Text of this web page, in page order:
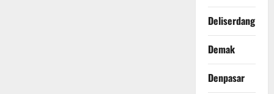
Deliserdang
Demak
Denpasar